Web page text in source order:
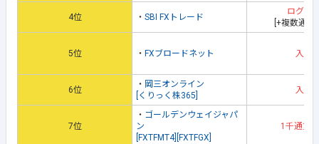
4位 ・ SBI FXトレード
ログイ
[+複数通貨
5位 ・ FXブロードネット 入金
6位
・ 岡三オンライン
[くりっく株365]
入金
7位
・ ゴールデンウェイジャパ
ン
[FXTFMT4][FXTFGX]
1千通貨